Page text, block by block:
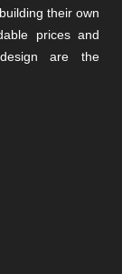
their own
prices and
are the